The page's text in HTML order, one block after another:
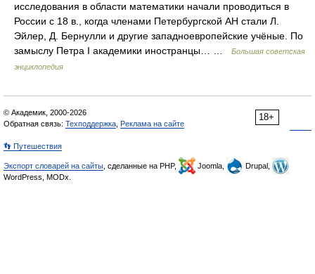
исследования в области математики начали проводиться в
России с 18 в., когда членами Петербургской АН стали Л.
Эйлер, Д. Бернулли и другие западноевропейские учёные. По
замыслу Петра I академики иностранцы… …
Большая советская
энциклопедия
18+
© Академик, 2000-2026
Обратная связь: Техподдержка Реклама на сайте
👣 Путешествия
Экспорт словарей на сайты , сделанные на PHP, Joomla,
Drupal,
WordPress, MODx.